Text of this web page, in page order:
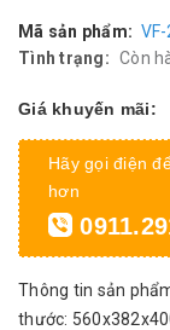
Mã sản phẩm:
Tình trạng: Còn
Giá khuyến mãi:
Hãy gọi điện
hơn
Thông tin sản
thước: